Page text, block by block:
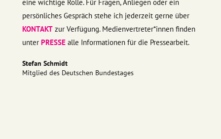
eine wichtige Rolle. Für Fragen, Anliegen oder ein
persönliches Gespräch stehe ich jederzeit gerne über
KONTAKTzur Verfügung. Medienvertreter*innen finden
unter PRESSEalle Informationen für die Pressearbeit.
Stefan Schmidt
Mitglied des Deutschen Bundestages